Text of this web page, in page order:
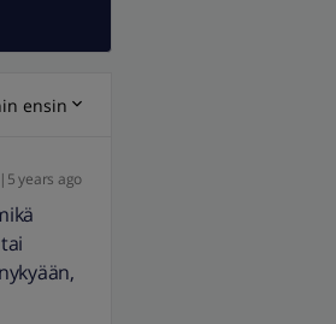
ensin
years ago